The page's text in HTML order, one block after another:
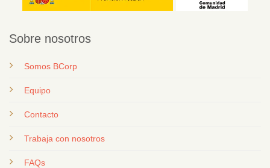
Sobre nosotros
Somos BCorp
Equipo
Contacto
Trabaja con nosotros
FAQs